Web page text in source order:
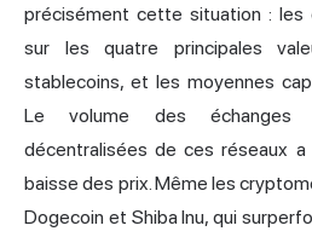
précisément cette situation : les
sur les quatre principales
stablecoins, et les moyennes
Le volume des échanges
décentralisées de ces réseaux
baisse des prix. Même les
Dogecoin et Shiba Inu, qui